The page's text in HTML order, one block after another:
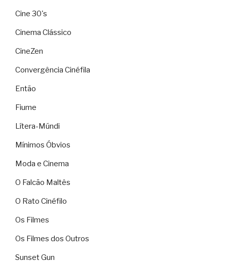
Cine 30's
Cinema Clássico
CineZen
Convergência Cinéfila
Então
Fiume
Lítera-Múndi
Mínimos Óbvios
Moda e Cinema
O Falcão Maltês
O Rato Cinéfilo
Os Filmes
Os Filmes dos Outros
Sunset Gun